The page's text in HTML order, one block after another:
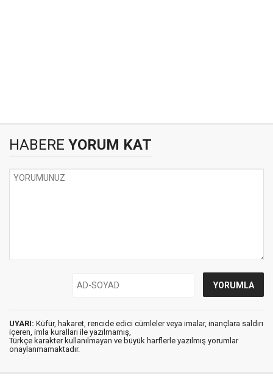
HABERE YORUM KAT
UYARI: Küfür, hakaret, rencide edici cümleler veya imalar, inançlara saldırı
içeren, imla kuralları ile yazılmamış,
Türkçe karakter kullanılmayan ve büyük harflerle yazılmış yorumlar
onaylanmamaktadır.